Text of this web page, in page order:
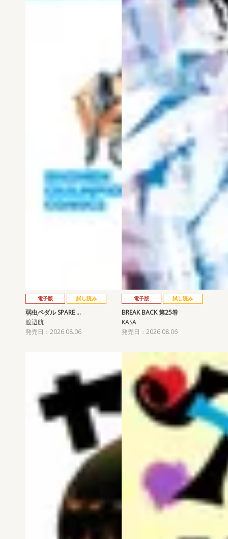
電子版 試し読み
弱虫ペダル SPARE …
渡辺航
発売日：2026.08.06
電子版 試し読み
BREAK BACK 第25巻
KASA
発売日：2026.08.06